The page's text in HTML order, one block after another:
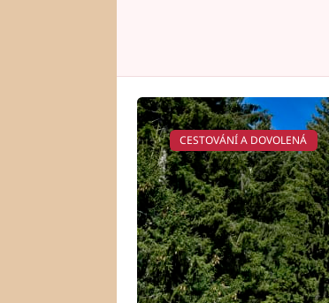
CESTOVÁNÍ A DOVOLENÁ